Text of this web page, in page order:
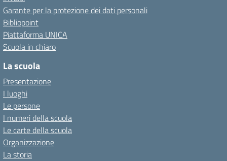
Garante per la protezione dei dati personali
Bibliopoint
Piattaforma UNICA
Scuola in chiaro
La scuola
Presentazione
I luoghi
Le persone
I numeri della scuola
Le carte della scuola
Organizzazione
La storia